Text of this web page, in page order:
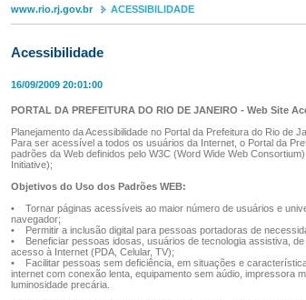
www.rio.rj.gov.br ACESSIBILIDADE
Acessibilidade
16/09/2009 20:01:00
PORTAL DA PREFEITURA DO RIO DE JANEIRO - Web Site
Planejamento da Acessibilidade no Portal da Prefeitura do Rio de
Para ser acessível a todos os usuários da Internet, o Portal da
padrões da Web definidos pelo W3C (Word Wide Web
Initiative);
Objetivos do Uso dos Padrões WEB:
• Tornar páginas acessíveis ao maior número de usuários e
navegador;
• Permitir a inclusão digital para pessoas portadoras de
• Beneficiar pessoas idosas, usuários de tecnologia assistiva,
acesso à Internet (PDA, Celular, TV);
• Facilitar pessoas sem deficiência, em situações e
internet com conexão lenta, equipamento sem aúdio, impressora
luminosidade precária.